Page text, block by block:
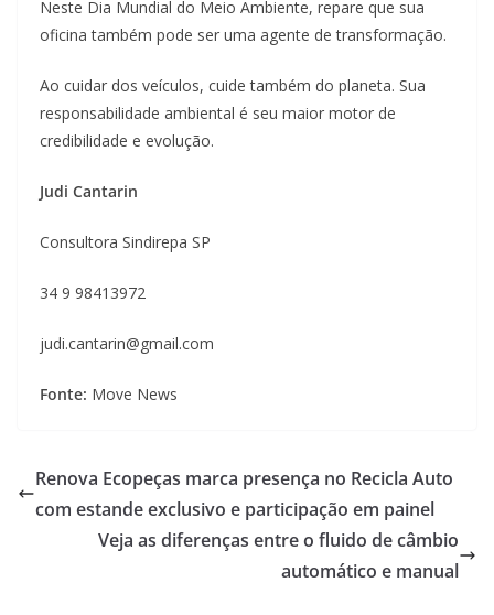
Neste Dia Mundial do Meio Ambiente, repare que sua
oficina também pode ser uma agente de transformação.
Ao cuidar dos veículos, cuide também do planeta. Sua
responsabilidade ambiental é seu maior motor de
credibilidade e evolução.
Judi Cantarin
Consultora Sindirepa SP
34 9 98413972
judi.cantarin@gmail.com
Fonte: Move News
Renova Ecopeças marca presença no Recicla Auto
com estande exclusivo e participação em painel
Veja as diferenças entre o fluido de câmbio
automático e manual